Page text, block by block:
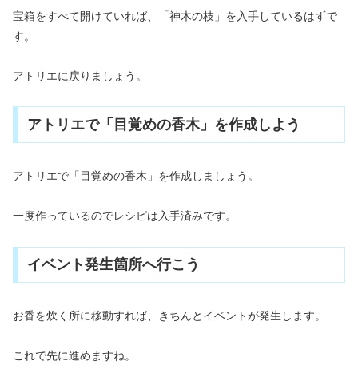
宝箱をすべて開けていれば、「神木の枝」を入手しているはずで
す。
アトリエに戻りましょう。
アトリエで「目覚めの香木」を作成しよう
アトリエで「目覚めの香木」を作成しましょう。
一度作っているのでレシピは入手済みです。
イベント発生箇所へ行こう
お香を炊く所に移動すれば、きちんとイベントが発生します。
これで先に進めますね。